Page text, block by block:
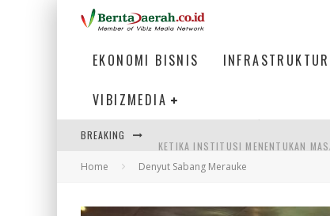
EKONOMI BISNIS INFRASTRUKTUR
VIBIZMEDIA
BREAKING
PERTUNJUKAN AIR MANCUR
Home Denyut Sabang Merauke